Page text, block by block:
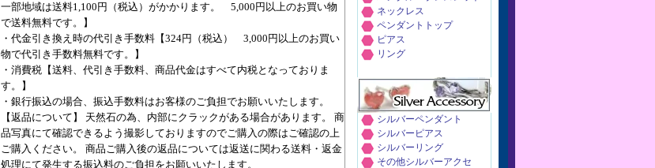
一部地域は送料1,100円（税込）がかかります。 5,000円以上のお買い物
で送料無料です。】
・代金引き換え時の代引き手数料【324円（税込） 3,000円以上のお買い
物で代引き手数料無料です。】
・消費税【送料、代引き手数料、商品代金はすべて内税となっておりま
す。】
・銀行振込の場合、振込手数料はお客様のご負担でお願いいたします。
【返品について】 天然石の為、内部にクラックがある場合があります。 商
品写真にて確認できるよう撮影しておりますのでご購入の際はご確認の上
ご購入ください。 商品ご購入後の返品については返送に関わる送料・返金
処理にて発生する振込料のご負担をお願いいたします。
ネックレス
ペンダントトップ
ピアス
リング
シルバーペンダント
シルバーピアス
シルバーリング
その他シルバーアクセ